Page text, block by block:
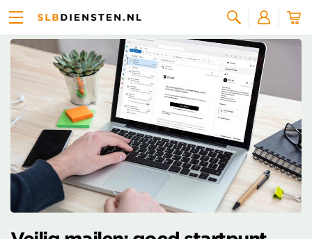
Zoeken
Nieuws overzicht